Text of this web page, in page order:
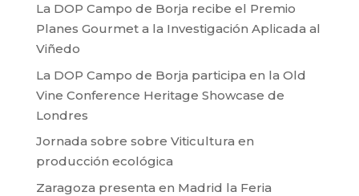
La DOP Campo de Borja recibe el Premio
Planes Gourmet a la Investigación Aplicada al
Viñedo
La DOP Campo de Borja participa en la Old
Vine Conference Heritage Showcase de
Londres
Jornada sobre sobre Viticultura en
producción ecológica
Zaragoza presenta en Madrid la Feria